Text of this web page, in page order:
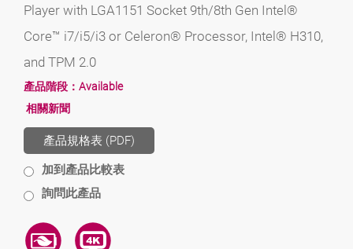
Player with LGA1151 Socket 9th/8th Gen Intel®
Core™ i7/i5/i3 or Celeron® Processor, Intel® H310,
and TPM 2.0
產品階段： Available
相關新聞
產品規格表 (PDF)
加到產品比較表
詢問此產品